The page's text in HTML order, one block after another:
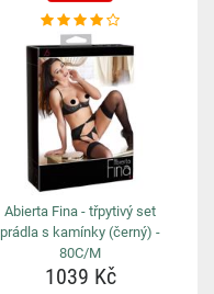
Abierta Fina - třpytivý set
prádla s kamínky (černý) -
80C/M
1039 Kč